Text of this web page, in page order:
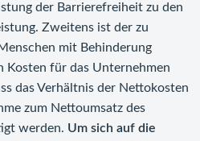
der Barrierefreiheit zu den
Zweitens ist der zu
mit Behinderung
Kosten für das Unternehmen
das Verhältnis der Nettokosten
zum Nettoumsatz des
werden. Um sich auf die